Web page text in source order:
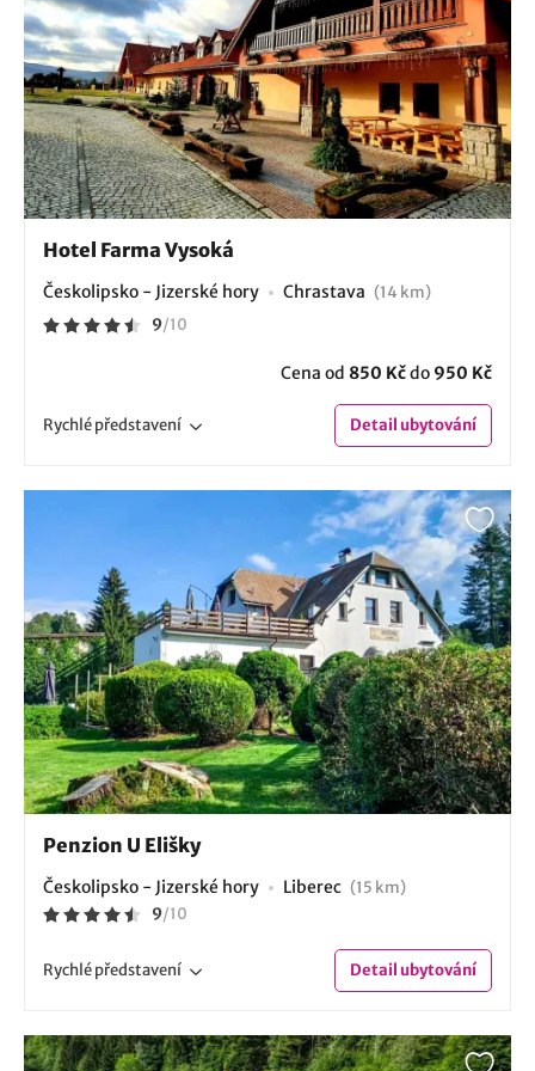
Hotel Farma Vysoká
Českolipsko - Jizerské hory Chrastava (14 km)
9/10
Cena od 850 Kčdo 950 Kč
Rychlépředstavení Detailubytování
Penzion U Elišky
Českolipsko - Jizerské hory Liberec (15 km)
9/10
Rychlépředstavení Detailubytování